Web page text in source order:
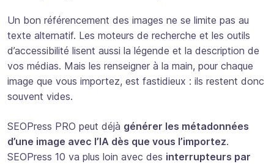
Un bon référencement des images ne se limite pas au
texte alternatif. Les moteurs de recherche et les outils
d’accessibilité lisent aussi la légende et la description de
vos médias. Mais les renseigner à la main, pour chaque
image que vous importez, est fastidieux : ils restent donc
souvent vides.
SEOPress PRO peut déjà générer les métadonnées
d’une image avec l’IA dès que vous l’importez.
SEOPress 10 va plus loin avec des interrupteurs par